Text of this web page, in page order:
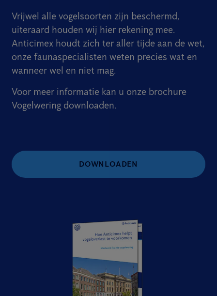
Vrijwel alle vogelsoorten zijn beschermd,
uiteraard houden wij hier rekening mee.
Anticimex houdt zich ter aller tijde aan de wet,
onze faunaspecialisten weten precies wat en
wanneer wel en niet mag.
Voor meer informatie kan u onze brochure
Vogelwering downloaden.
DOWNLOADEN